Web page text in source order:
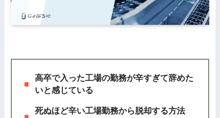
高卒で入った工場の勤務が辛すぎて辞めた
いと感じている
死ぬほど辛い工場勤務から脱却する方法